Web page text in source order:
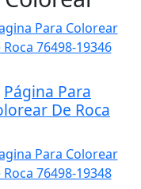
Página Para
De Roca